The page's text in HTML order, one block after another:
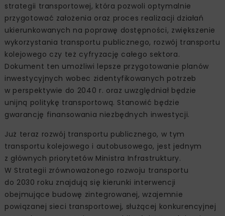
strategii transportowej, która pozwoli optymalnie
przygotować założenia oraz proces realizacji działań
ukierunkowanych na poprawę dostępności, zwiększenie
wykorzystania transportu publicznego, rozwój transportu
kolejowego czy też cyfryzację całego sektora.
Dokument ten umożliwi lepsze przygotowanie planów
inwestycyjnych wobec zidentyfikowanych potrzeb
w perspektywie do 2040 r. oraz uwzględniał będzie
unijną politykę transportową. Stanowić będzie
gwarancję finansowania niezbędnych inwestycji.
Już teraz rozwój transportu publicznego, w tym
transportu kolejowego i autobusowego, jest jednym
z głównych priorytetów Ministra Infrastruktury.
W Strategii zrównoważonego rozwoju transportu
do 2030 roku znajdują się kierunki interwencji
obejmujące budowę zintegrowanej, wzajemnie
powiązanej sieci transportowej, służącej konkurencyjnej